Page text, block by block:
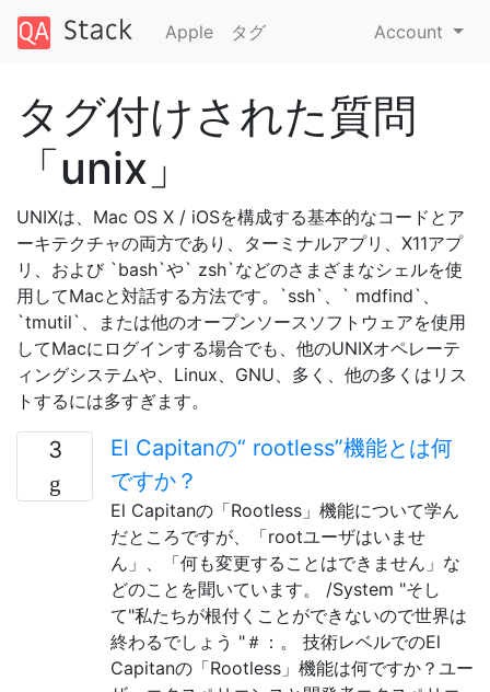
Apple タグ Account
タグ付けされた質問
「unix」
UNIXは、Mac OS X / iOSを構成する基本的なコードとア
ーキテクチャの両方であり、ターミナルアプリ、X11アプ
リ、および `bash`や` zsh`などのさまざまなシェルを使
用してMacと対話する方法です。`ssh`、` mdfind`、
`tmutil`、または他のオープンソースソフトウェアを使用
してMacにログインする場合でも、他のUNIXオペレーテ
ィングシステムや、Linux、GNU、多く、他の多くはリス
トするには多すぎます。
3
El Capitanの“ rootless”機能とは何
ですか？
El Capitanの「Rootless」機能について学ん
だところですが、「rootユーザはいませ
ん」、「何も変更することはできません」な
どのことを聞いています。 /System "そし
て"私たちが根付くことができないので世界は
終わるでしょう "＃：。 技術レベルでのEl
Capitanの「Rootless」機能は何ですか？ユー